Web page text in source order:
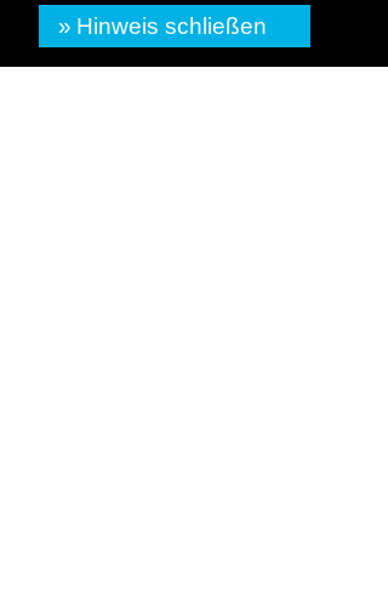
Hinweis schließen
Kontakt
Haus & Grund Radolfzell-Stockach e.V.